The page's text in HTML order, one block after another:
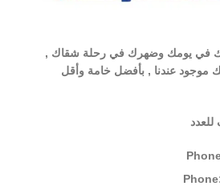
في يومك وضهرك في رحلة شقاك ,
موجود عندنا , بأفضل خامة وأقل